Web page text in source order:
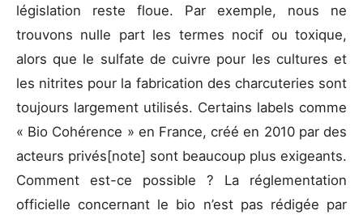
législation reste floue. Par exemple, nous ne
trouvons nulle part les termes nocif ou toxique,
alors que le sulfate de cuivre pour les cultures et
les nitrites pour la fabrication des charcuteries sont
toujours largement utilisés. Certains labels comme
« Bio Cohérence » en France, créé en 2010 par des
acteurs privés[note] sont beaucoup plus exigeants.
Comment est-ce possible ? La réglementation
officielle concernant le bio n’est pas rédigée par